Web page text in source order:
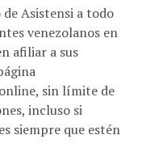
Asistensi a todo
venezolanos en
afiliar a sus
online, sin límite de
incluso si
siempre que estén